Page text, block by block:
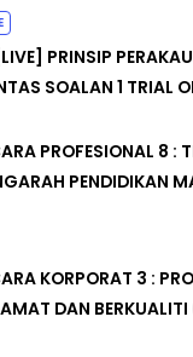
PRINSIP
SOALAN 1 TRIAL
PROFESIONAL 8 :
PENDIDIKAN
KORPORAT 3 :
DAN